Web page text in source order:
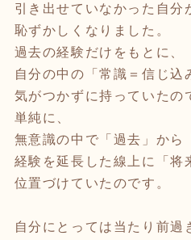
引き出せていなかった自分
恥ずかしくなりました。
過去の経験だけをもとに、
自分の中の「常識＝信じ込
気がつかずに持っていたの
単純に、
無意識の中で「過去」から
経験を延長した線上に「将
位置づけていたのです。
自分にとっては当たり前過